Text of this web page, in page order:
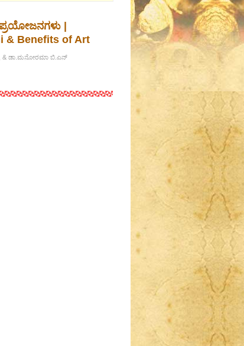
|
& Benefits of Art
& ಡಾ.ಮನೋರಮಾ ಬಿ.ಎನ್